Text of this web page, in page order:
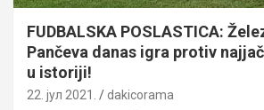
FUDBALSKA POSLASTICA:
Pančeva danas igra protiv
u istoriji!
22. јул 2021. dakicorama